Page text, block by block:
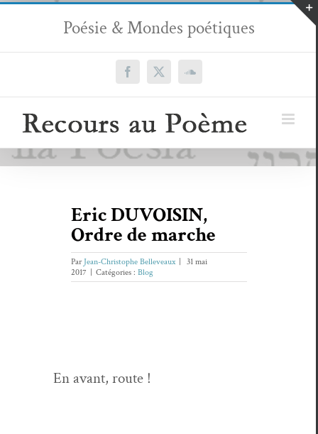
Passer
contenu
Poésie & Mondes poétiques
Facebook
X SoundCloud
Eric DUVOISIN,
Ordre de marche
Par Jean-Christophe Belleveaux
31 mai
2017
Catégories : Blog
En avant, route !